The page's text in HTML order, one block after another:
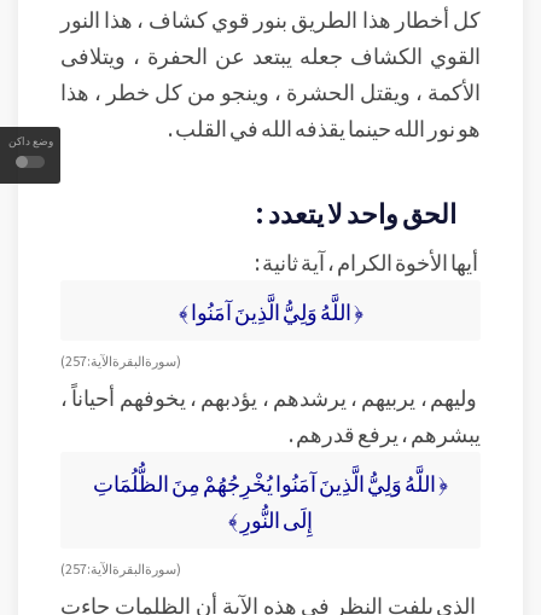
وضع داكن
كل أخطار هذا الطريق بنور قوي كشاف ، هذا النور
القوي الكشاف جعله يبتعد عن الحفرة ، ويتلافى
الأكمة ، ويقتل الحشرة ، وينجو من كل خطر ، هذا
هو نور الله حينما يقذفه الله في القلب .
الحق واحد لا يتعدد :
أيها الأخوة الكرام ، آية ثانية :
﴿ اللَّهُ وَلِيُّ الَّذِينَ آمَنُوا ﴾
( سورة البقرة الآية : 257 )
وليهم ، يربيهم ، يرشدهم ، يؤدبهم ، يخوفهم أحياناً ،
يبشرهم ، يرفع قدرهم .
﴿ اللَّهُ وَلِيُّ الَّذِينَ آمَنُوا يُخْرِجُهُمْ مِنَ الظُّلُمَاتِ
إِلَى النُّورِ ﴾
( سورة البقرة الآية : 257 )
الذي يلفت النظر في هذه الآية أن الظلمات جاءت